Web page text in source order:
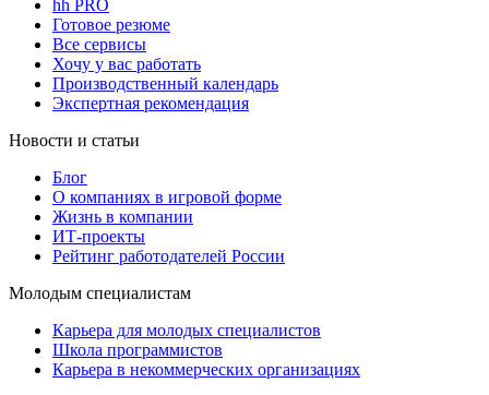
hh PRO
Готовое резюме
Все сервисы
Хочу у вас работать
Производственный календарь
Экспертная рекомендация
Новости и статьи
Блог
О компаниях в игровой форме
Жизнь в компании
ИТ-проекты
Рейтинг работодателей России
Молодым специалистам
Карьера для молодых специалистов
Школа программистов
Карьера в некоммерческих организациях